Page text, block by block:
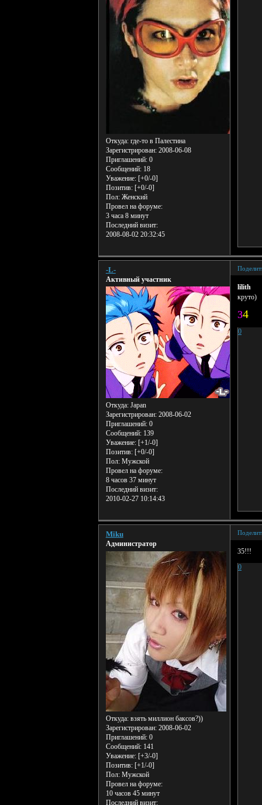
Откуда:где-то в Палестина
Зарегистрирован: 2008-06-08
Приглашений:0
Сообщений:18
Уважение: [+0/-0]
Позитив: [+0/-0]
Пол:Женский
Провел на форуме:
3 часа 8 минут
Последний визит:
2008-08-02 20:32:45
-L-
Активный участник
Откуда:Japan
Зарегистрирован: 2008-06-02
Приглашений:0
Сообщений:139
Уважение: [+1/-0]
Позитив: [+0/-0]
Пол:Мужской
Провел на форуме:
8 часов 37 минут
Последний визит:
2010-02-27 10:14:43
lilith
круто)
34
0
Miku
Администратор
Откуда:взять миллион баксов?))
Зарегистрирован: 2008-06-02
Приглашений:0
Сообщений:141
Уважение: [+3/-0]
Позитив: [+1/-0]
Пол:Мужской
Провел на форуме:
10 часов 45 минут
Последний визит:
35!!!
0